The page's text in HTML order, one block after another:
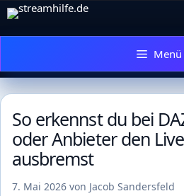
Zum
Menü
So erkennst du bei
oder Anbieter den
ausbremst
7. Mai 2026 von Jacob Sandersfeld